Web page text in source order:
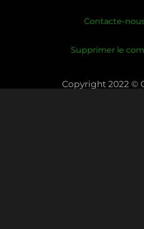
Contacte-
Supprimer le
Copyright 2022 ©